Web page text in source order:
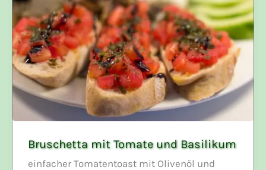
Bruschetta mit Tomate und Basilikum
einfacher Tomatentoast mit Olivenöl und